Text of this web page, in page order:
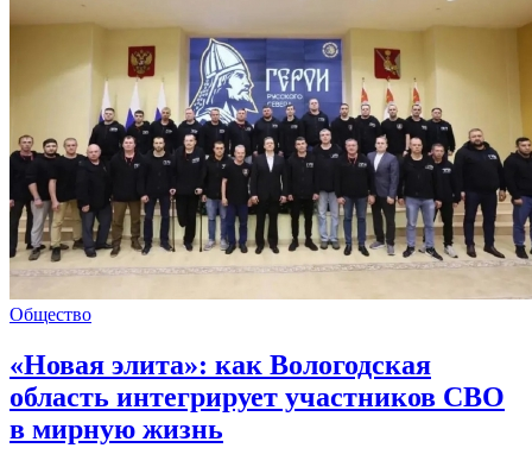
Общество
«Новая элита»: как Вологодская
область интегрирует участников СВО
в мирную жизнь